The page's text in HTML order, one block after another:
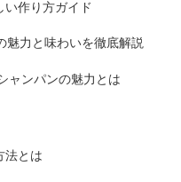
い作り方ガイド
魅力と味わいを徹底解説
ャンパンの魅力とは
法とは